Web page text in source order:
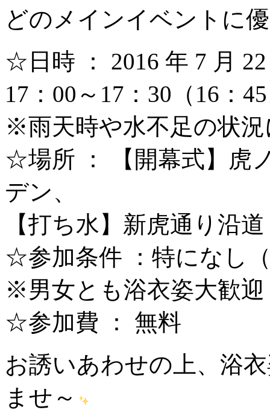
どのメインイベントに
☆日時 ： 2016 年 7 月
17：00～17：30（16：
※雨天時や水不足の状
☆場所 ： 【開幕式】虎
デン、
【打ち水】新虎通り沿
☆参加条件 ：特になし
※男女とも浴衣姿大歓迎
☆参加費 ： 無料
お誘いあわせの上、浴
ませ～